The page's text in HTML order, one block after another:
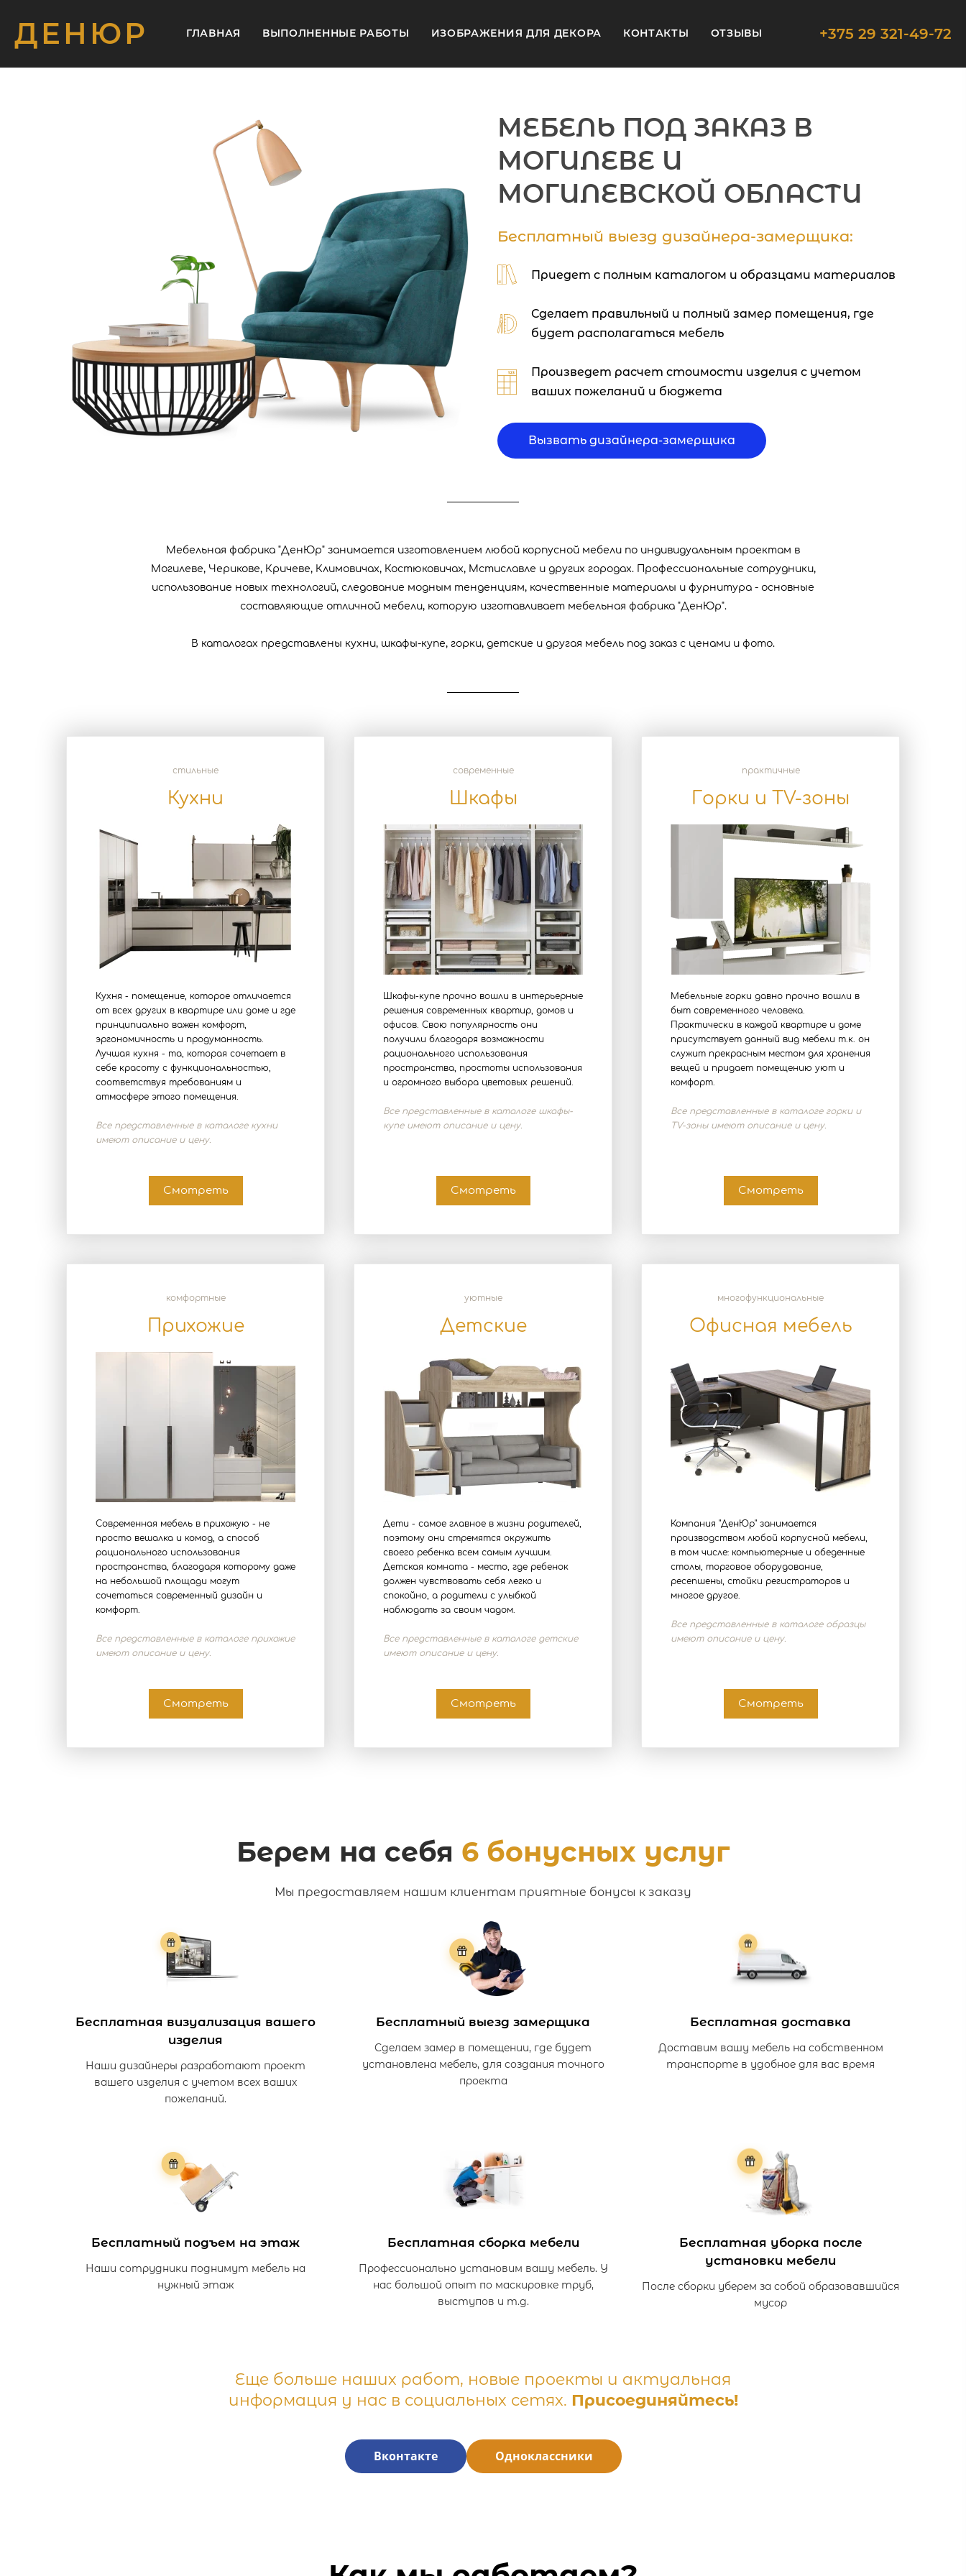
ДЕНЮР ГЛАВНАЯ ВЫПОЛНЕННЫЕ РАБОТЫ ИЗОБРАЖЕНИЯ ДЛЯ ДЕКОРА КОНТАКТЫ ОТЗЫВЫ +375 29 321-49-72
МЕБЕЛЬ ПОД ЗАКАЗ В
МОГИЛЕВЕ И
МОГИЛЕВСКОЙ ОБЛАСТИ
Бесплатный выезд дизайнера-замерщика:
Приедет с полным каталогом и образцами материалов
Сделает правильный и полный замер помещения, где
будет располагаться мебель
Произведет расчет стоимости изделия с учетом
ваших пожеланий и бюджета
Вызвать дизайнера-замерщика
Мебельная фабрика "ДенЮр" занимается изготовлением любой корпусной мебели по индивидуальным проектам в
Могилеве, Черикове, Кричеве, Климовичах, Костюковичах, Мстиславле и других городах. Профессиональные сотрудники,
использование новых технологий, следование модным тенденциям, качественные материалы и фурнитура - основные
составляющие отличной мебели, которую изготавливает мебельная фабрика "ДенЮр".
В каталогах представлены кухни, шкафы-купе, горки, детские и другая мебель под заказ с ценами и фото.
стильные
Кухни
Кухня - помещение, которое отличается
от всех других в квартире или доме и где
принципиально важен комфорт,
эргономичность и продуманность.
Лучшая кухня - та, которая сочетает в
себе красоту с функциональностью,
соответствуя требованиям и
атмосфере этого помещения.
Все представленные в каталоге кухни
имеют описание и цену.
Смотреть
современные
Шкафы
Шкафы-купе прочно вошли в интерьерные
решения современных квартир, домов и
офисов. Свою популярность они
получили благодаря возможности
рационального использования
пространства, простоты использования
и огромного выбора цветовых решений.
Все представленные в каталоге шкафы-
купе имеют описание и цену.
Смотреть
практичные
Горки и TV-зоны
Мебельные горки давно прочно вошли в
быт современного человека.
Практически в каждой квартире и доме
присутствует данный вид мебели т.к. он
служит прекрасным местом для хранения
вещей и придает помещению уют и
комфорт.
Все представленные в каталоге горки и
TV-зоны имеют описание и цену.
Смотреть
комфортные
Прихожие
Современная мебель в прихожую - не
просто вешалка и комод, а способ
рационального использования
пространства, благодаря которому даже
на небольшой площади могут
сочетаться современный дизайн и
комфорт.
Все представленные в каталоге прихожие
имеют описание и цену.
Смотреть
уютные
Детские
Дети - самое главное в жизни родителей,
поэтому они стремятся окружить
своего ребенка всем самым лучшим.
Детская комната - место, где ребенок
должен чувствовать себя легко и
спокойно, а родители с улыбкой
наблюдать за своим чадом.
Все представленные в каталоге детские
имеют описание и цену.
Смотреть
многофункциональные
Офисная мебель
Компания "ДенЮр" занимается
производством любой корпусной мебели,
в том числе: компьютерные и обеденные
столы, торговое оборудование,
ресепшены, стойки регистраторов и
многое другое.
Все представленные в каталоге образцы
имеют описание и цену.
Смотреть
Берем на себя 6 бонусных услуг
Мы предоставляем нашим клиентам приятные бонусы к заказу
Бесплатная визуализация вашего
изделия
Наши дизайнеры разработают проект
вашего изделия с учетом всех ваших
пожеланий.
Бесплатный выезд замерщика
Сделаем замер в помещении, где будет
установлена мебель, для создания точного
проекта
Бесплатная доставка
Доставим вашу мебель на собственном
транспорте в удобное для вас время
Бесплатный подъем на этаж
Наши сотрудники поднимут мебель на
нужный этаж
Бесплатная сборка мебели
Профессионально установим вашу мебель. У
нас большой опыт по маскировке труб,
выступов и т.д.
Бесплатная уборка после
установки мебели
После сборки уберем за собой образовавшийся
мусор
Еще больше наших работ, новые проекты и актуальная
информация у нас в социальных сетях. Присоединяйтесь!
Вконтакте Одноклассники